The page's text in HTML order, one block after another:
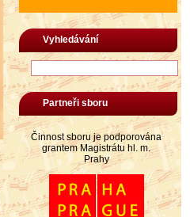
Vyhledávání
Partneři sboru
Činnost sboru je podporována
grantem Magistrátu hl. m.
Prahy